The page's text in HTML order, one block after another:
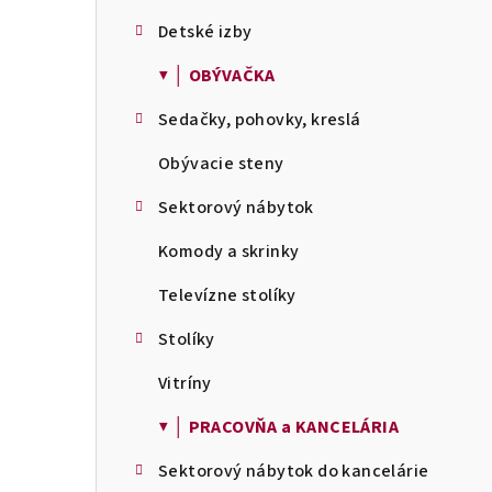
Detské izby
▼ │ OBÝVAČKA
Sedačky, pohovky, kreslá
Obývacie steny
Sektorový nábytok
Komody a skrinky
Televízne stolíky
Stolíky
Vitríny
▼ │ PRACOVŇA a KANCELÁRIA
Sektorový nábytok do kancelárie